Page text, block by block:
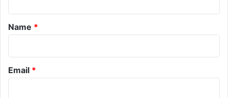
*
Name *
Email *